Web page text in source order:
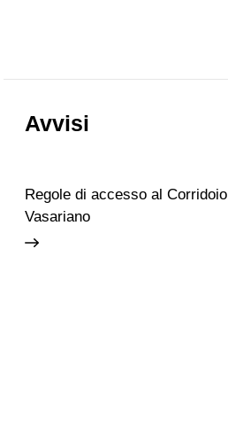
Avvisi
Regole di accesso al Corridoio
Vasariano